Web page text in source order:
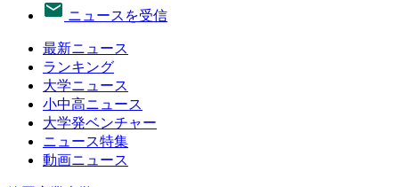
ニュースを受信
最新ニュース
ランキング
大学ニュース
小中高ニュース
大学発ベンチャー
ニュース特集
動画ニュース